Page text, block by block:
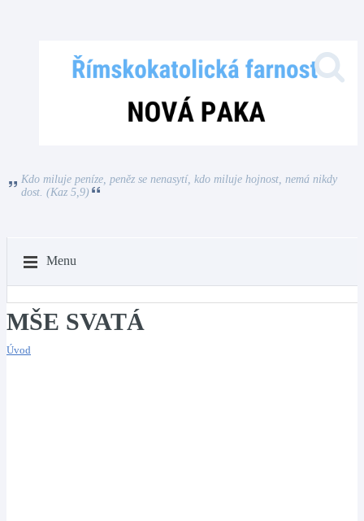
Kdo miluje peníze, peněz se nenasytí, kdo miluje hojnost, nemá nikdy
dost. (Kaz 5,9)
Menu
MŠE SVATÁ
Úvod